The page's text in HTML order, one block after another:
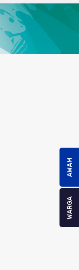
AWAM
WARGA